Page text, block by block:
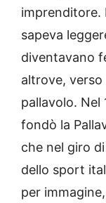
imprenditore.
sapeva
diventavano
altrove, verso
pallavolo. Nel
fondò la
che nel giro
dello sport
per